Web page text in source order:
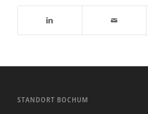
STANDORT BOCHUM